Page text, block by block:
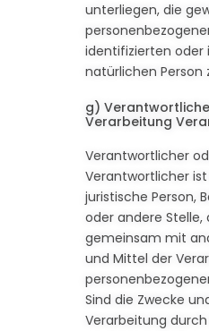
unterliegen, die
identifizierten oder
natürlichen Person
g)
Verarbeitung
Verantwortlicher
Verantwortlicher
juristische Person,
oder andere Stelle,
gemeinsam mit
und Mittel der
Sind die Zwecke
Verarbeitung